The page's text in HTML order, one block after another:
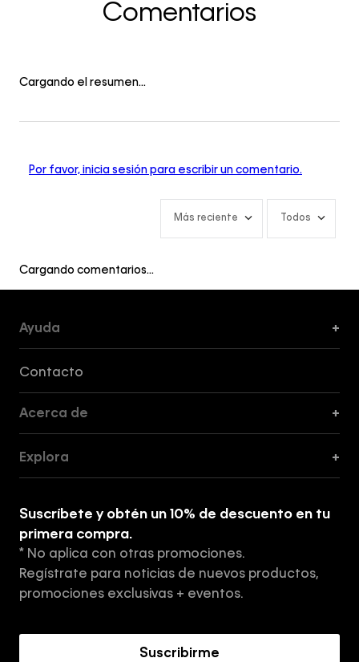
Comentarios
Cargando el resumen…
Por favor, inicia sesión para escribir un comentario.
Más reciente Todos
Cargando comentarios…
Ayuda +
Contacto
Acerca de +
Tiendas
Aviso de privacidad
Términos y Condiciones
Explora +
Suscríbete y obtén un 10% de descuento en tu
primera compra.
* No aplica con otras promociones.
Regístrate para noticias de nuevos productos,
promociones exclusivas + eventos.
Suscribirme